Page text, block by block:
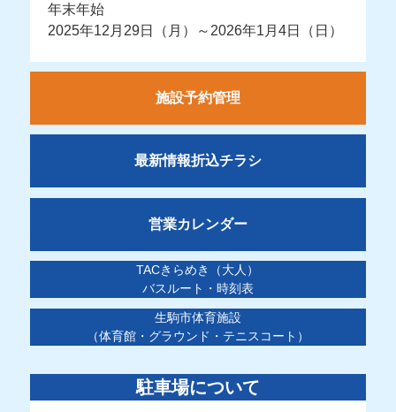
年末年始
2025年12月29日（月）～2026年1月4日（日）
施設予約管理
最新情報折込チラシ
営業カレンダー
TACきらめき（大人）
バスルート・時刻表
生駒市体育施設
（体育館・グラウンド・テニスコート）
駐車場について